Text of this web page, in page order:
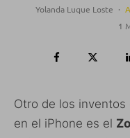
Yolanda Luque Loste ·
1
Otro de los
en el iPhone es el